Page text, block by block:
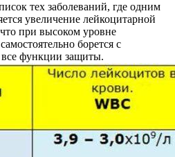
тех заболеваний, где одним
увеличение лейкоцитарной
при высоком уровне
борется с
функции защиты.